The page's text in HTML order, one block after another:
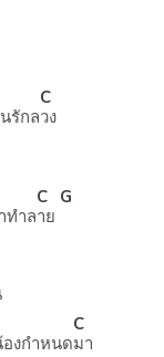
รักล
C
วง
ทำล
C
าย
G
งกำหนด
C
มา